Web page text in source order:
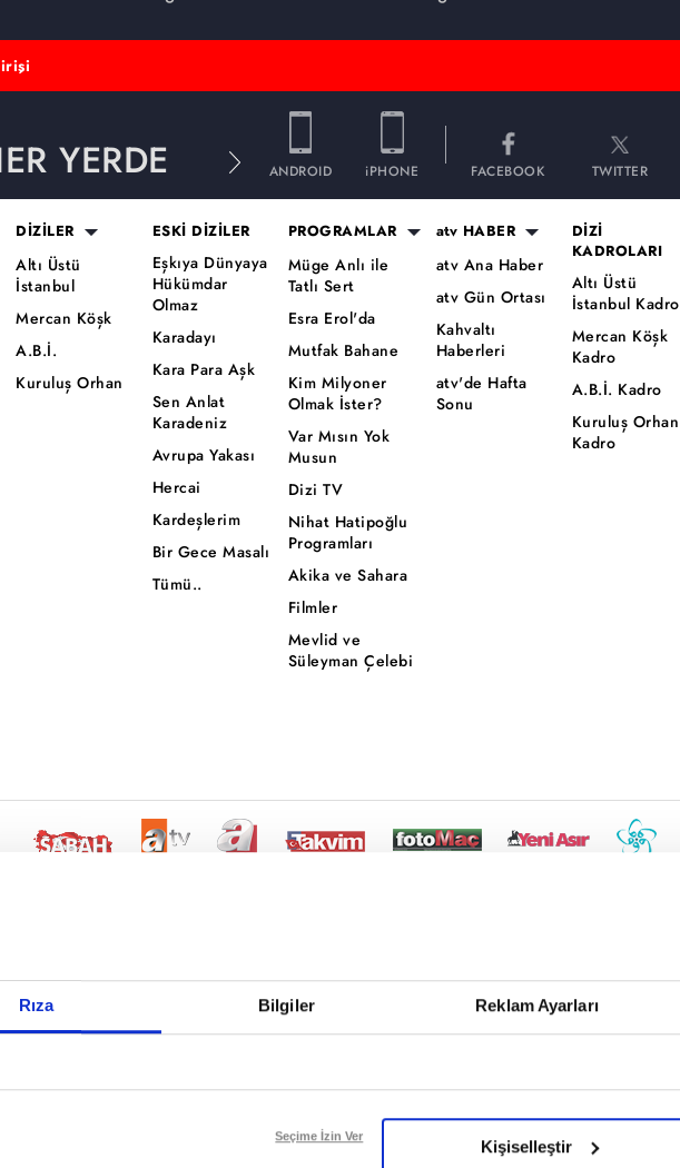
Rıza Bilgiler Reklam Ayarları
Reddet
Seçime İzin Ver
Kişiselleştir
aile ihanetleri herkesi şoke
yaşandı. Kayıp,
YERDE ANDROID iPHONE FACEBOOK TWITTER
DİZİLER
Altı Üstü
İstanbul
Mercan Köşk
A.B.İ.
Kuruluş Orhan
ESKİ DİZİLER
Eşkıya Dünyaya
Hükümdar
Olmaz
Karadayı
Kara Para Aşk
Sen Anlat
Karadeniz
Avrupa Yakası
Hercai
Kardeşlerim
Bir Gece Masalı
Tümü..
PROGRAMLAR
Müge Anlı ile
Tatlı Sert
Esra Erol'da
Mutfak Bahane
Kim Milyoner
Olmak İster?
Var Mısın Yok
Musun
Dizi TV
Nihat Hatipoğlu
Programları
Akika ve Sahara
Filmler
Mevlid ve
Süleyman Çelebi
atv HABER
atv Ana Haber
atv Gün Ortası
Kahvaltı
Haberleri
atv'de Hafta
Sonu
DİZİ
KADROLARI
Altı Üstü
İstanbul Kadro
Mercan Köşk
Kadro
A.B.İ. Kadro
Kuruluş Orhan
Kadro